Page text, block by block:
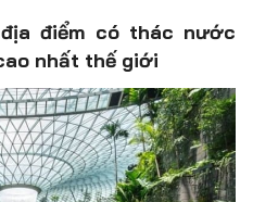
điểm có thác nước
nhất thế giới